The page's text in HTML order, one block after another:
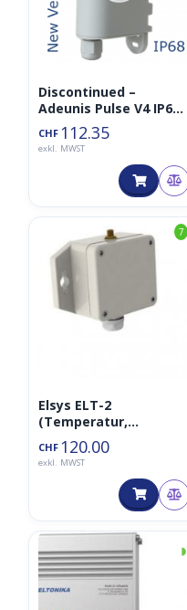
Discontinued –
Adeunis Pulse V4 IP68
Impuls Interface
LoRaWan für 2 Zähler
868MHz
CHF 112.35
exkl. MWST
7
Elsys ELT-2
(Temperatur,
Feuchtigkeit,
Beschleunigung,
Luftdruck, 868MHz)
CHF 120.00
exkl. MWST
◑